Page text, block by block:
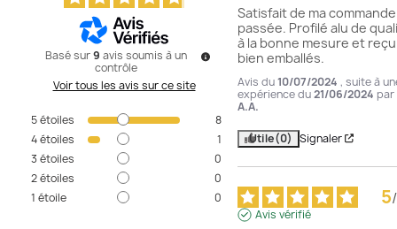
Basé sur9 avis soumis à un
contrôle
Voir tous les avis sur ce site
5étoiles
8
4étoiles
1
3 étoiles
0
2étoiles
0
1 étoile 0
Satisfait de ma commande
passée. Profilé alu de
à la bonne mesure et reçu
bien emballés.
Avis du10/07/2024 , suite à
expérience du21/06/2024 par
A.A.
Utile(0) Signaler
5/
Avis vérifié